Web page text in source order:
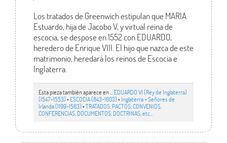
Los tratados de Greenwich estipulan que MARIA
Estuardo, hija de Jacobo V, y virtual reina de
escocia, se despose en 1552 con EDUARDO,
heredero de Enrique VIII. El hijo que nazca de este
matrimonio, heredará los reinos de Escocia e
Inglaterra.
Esta pieza también aparece en ... EDUARDO VI (Rey de Inglaterra)
(1547-1553)• ESCOCIA (843-1603)• Inglaterra + Señores de
Irlanda (1199-1563)•TRATADOS, PACTOS, CONVENIOS,
CONFERENCIAS, DOCUMENTOS, DOCTRINAS, etc…